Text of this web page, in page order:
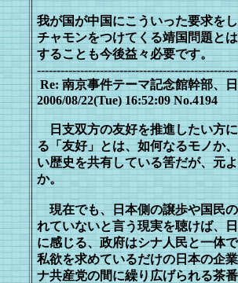
我が国が中国にこういった要求を
チャモンをつけてくる靖国問題と
することも今後益々必要です。
Re: 南京事件テーマ記念館幹部、
2006/08/22(Tue) 16:52:09 No.4194
日支双方の友好を推進したい方に
る「友好」とは、如何なるモノか
い歴史を共有している筈だが、元
か。
現在でも、日本側の譲歩や国民の
れていないと言う現実を聴けば、
に感じる、政府はシナ人民と一体
私欲を求めているだけの日本の企
ナ共産党の間に繰り広げられる茶